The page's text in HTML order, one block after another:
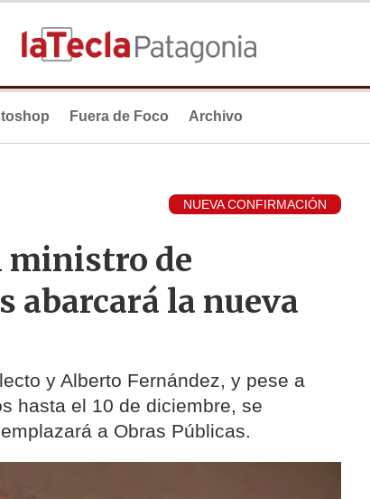
Fuera de Foco Archivo
NUEVA CONFIRMACIÓN
ministro de
abarcará la nueva
y Alberto Fernández, y pese a
hasta el 10 de diciembre, se
a Obras Públicas.